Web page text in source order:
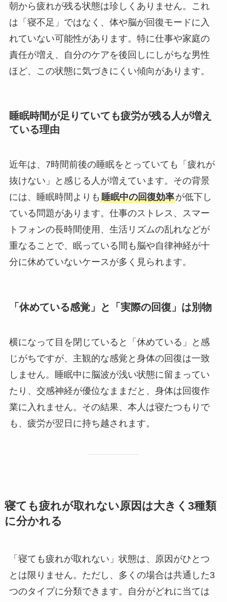
朝から疲れが残る状態は珍しくありません。これ
は「寝不足」ではなく、体や脳が回復モードに入
れていない可能性があります。特に仕事や家庭の
責任が増え、自分のケアを後回しにしがちな男性
ほど、この状態に気づきにくい傾向があります。
睡眠時間が足りていても疲労が残る人が増え
ている理由
近年は、7時間前後の睡眠をとっていても「疲れが
抜けない」と感じる人が増えています。その背景
には、睡眠時間よりも 睡眠中の回復効率が低下し
ている問題があります。仕事のストレス、スマー
トフォンの長時間使用、生活リズムの乱れなどが
重なることで、眠っている間も脳や自律神経が十
分に休めていないケースが多く見られます。
「休めている感覚」と「実際の回復」は別物
横になって目を閉じていると「休めている」と感
じがちですが、主観的な感覚と身体の回復は一致
しません。睡眠中に脳波が浅い状態に留まってい
たり、交感神経が優位なままだと、身体は回復作
業に入れません。その結果、本人は寝たつもりで
も、疲労が翌日に持ち越されます。
寝ても疲れが取れない原因は大きく3種類
に分かれる
「寝ても疲れが取れない」状態は、原因がひとつ
とは限りません。ただし、多くの場合は共通した3
つのタイプに分類できます。自分がどれに当ては